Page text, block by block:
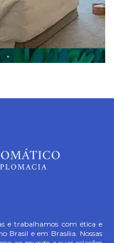
e trabalhamos com ética e
Brasil e em Brasília. Nossas